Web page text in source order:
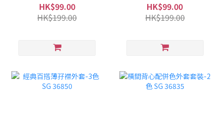
HK$99.00
HK$199.00
HK$99.00
HK$199.00